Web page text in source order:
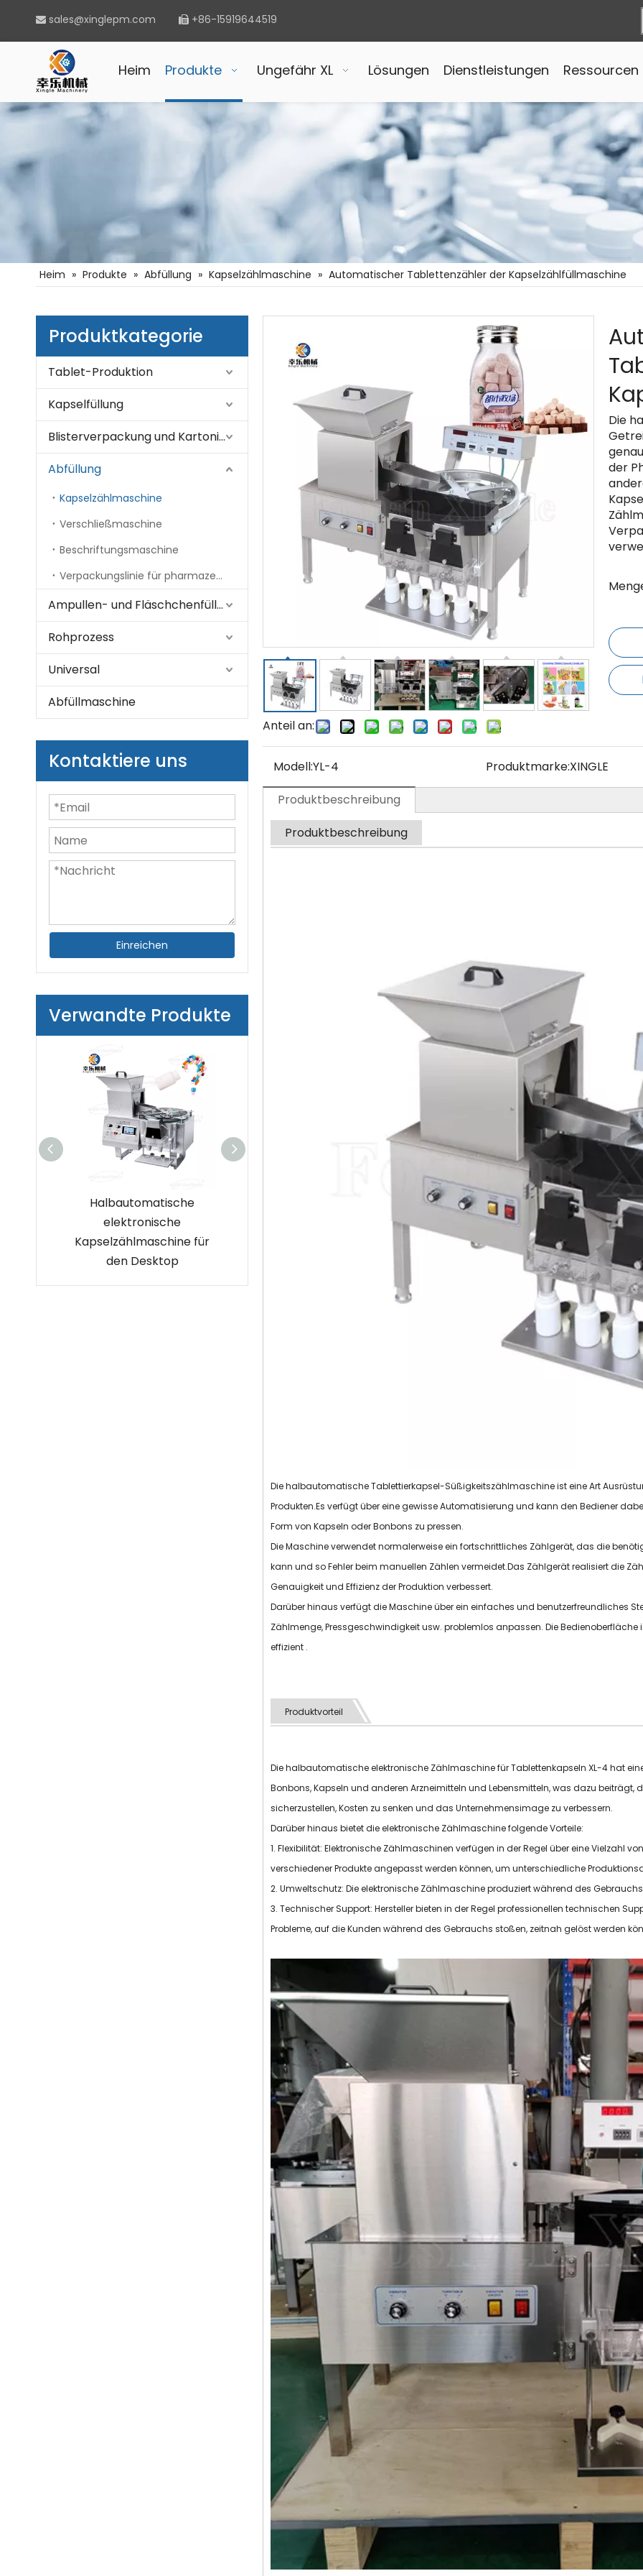
 sales@xinglepm.com  +86-15919644519
Heim Produkte Ungefähr XL Lösungen Dienstleistungen Ressourcen
Heim » Produkte » Abfüllung » Kapselzählmaschine » Automatischer Tablettenzähler der Kapselzählfüllmaschine
Produktkategorie
Tablet-Produktion
Kapselfüllung
Blisterverpackung und Kartonierung
Abfüllung
Kapselzählmaschine
Verschließmaschine
Beschriftungsmaschine
Verpackungslinie für pharmazeutische Flaschen
Ampullen- und Fläschchenfüllung
Rohprozess
Universal
Abfüllmaschine
Kontaktiere uns
Einreichen
Verwandte Produkte
Halbautomatische
elektronische
Kapselzählmaschine für
den Desktop
Tablettenzählmaschine
Anteil an:
Die
der
Modell:YL-4 Produktmarke:XINGLE
Produktbeschreibung
Produktbeschreibung
Die halbautomatische Tablettierkapsel-Süßigkeitszählmaschine ist eine Art
Produkten.Es verfügt über eine gewisse Automatisierung und kann den Bediener
Form von Kapseln oder Bonbons zu pressen.
Die Maschine verwendet normalerweise ein fortschrittliches Zählgerät, das die
kann und so Fehler beim manuellen Zählen vermeidet.Das Zählgerät realisiert die
Genauigkeit und Effizienz der Produktion verbessert.
Darüber hinaus verfügt die Maschine über ein einfaches und benutzerfreundliches
Zählmenge, Pressgeschwindigkeit usw. problemlos anpassen. Die
effizient .
Produktvorteil
Die halbautomatische elektronische Zählmaschine für Tablettenkapseln XL-4 hat
Bonbons, Kapseln und anderen Arzneimitteln und Lebensmitteln, was dazu beiträgt,
sicherzustellen, Kosten zu senken und das Unternehmensimage zu verbessern.
Darüber hinaus bietet die elektronische Zählmaschine folgende Vorteile:
1. Flexibilität: Elektronische Zählmaschinen verfügen in der Regel über eine Vielzahl
verschiedener Produkte angepasst werden können, um unterschiedliche
2. Umweltschutz: Die elektronische Zählmaschine produziert während des
3. Technischer Support: Hersteller bieten in der Regel professionellen technischen
Probleme, auf die Kunden während des Gebrauchs stoßen, zeitnah gelöst werden